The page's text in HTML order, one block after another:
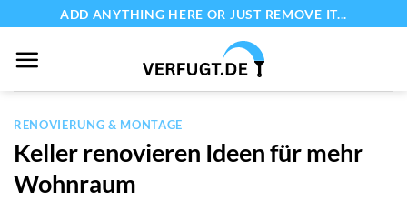
springen
ADD ANYTHING HERE OR JUST REMOVE IT...
RENOVIERUNG & MONTAGE
Keller renovieren Ideen für mehr
Wohnraum